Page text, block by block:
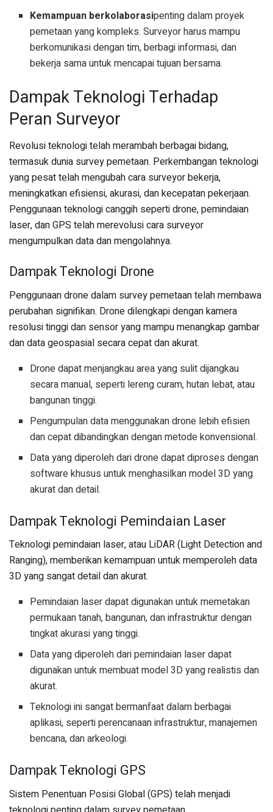
Kemampuan berkolaborasipenting dalam proyek
pemetaan yang kompleks. Surveyor harus mampu
berkomunikasi dengan tim, berbagi informasi, dan
bekerja sama untuk mencapai tujuan bersama.
Dampak Teknologi Terhadap
Peran Surveyor
Revolusi teknologi telah merambah berbagai bidang,
termasuk dunia survey pemetaan. Perkembangan teknologi
yang pesat telah mengubah cara surveyor bekerja,
meningkatkan efisiensi, akurasi, dan kecepatan pekerjaan.
Penggunaan teknologi canggih seperti drone, pemindaian
laser, dan GPS telah merevolusi cara surveyor
mengumpulkan data dan mengolahnya.
Dampak Teknologi Drone
Penggunaan drone dalam survey pemetaan telah membawa
perubahan signifikan. Drone dilengkapi dengan kamera
resolusi tinggi dan sensor yang mampu menangkap gambar
dan data geospasial secara cepat dan akurat.
Drone dapat menjangkau area yang sulit dijangkau
secara manual, seperti lereng curam, hutan lebat, atau
bangunan tinggi.
Pengumpulan data menggunakan drone lebih efisien
dan cepat dibandingkan dengan metode konvensional.
Data yang diperoleh dari drone dapat diproses dengan
software khusus untuk menghasilkan model 3D yang
akurat dan detail.
Dampak Teknologi Pemindaian Laser
Teknologi pemindaian laser, atau LiDAR (Light Detection and
Ranging), memberikan kemampuan untuk memperoleh data
3D yang sangat detail dan akurat.
Pemindaian laser dapat digunakan untuk memetakan
permukaan tanah, bangunan, dan infrastruktur dengan
tingkat akurasi yang tinggi.
Data yang diperoleh dari pemindaian laser dapat
digunakan untuk membuat model 3D yang realistis dan
akurat.
Teknologi ini sangat bermanfaat dalam berbagai
aplikasi, seperti perencanaan infrastruktur, manajemen
bencana, dan arkeologi.
Dampak Teknologi GPS
Sistem Penentuan Posisi Global (GPS) telah menjadi